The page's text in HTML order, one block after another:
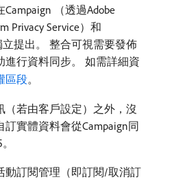
（透過Adobe
Privacy Service）和
立提出。 整合可視需要發佈
進行資料同步。 如需詳細資
區段。
（若由客戶設定）之外，沒
實體資料會從Campaign同
動訂閱管理（即訂閱/取消訂